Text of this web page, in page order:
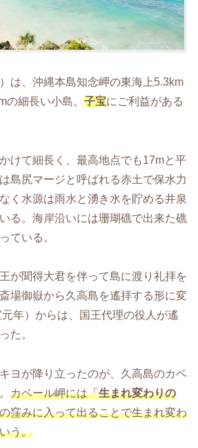
）は、沖縄本島知念岬の東海上5.3km
の細長い小島。 子宝にご利益がある
けて細長く、最高地点でも17mと平
島尻マージと呼ばれる赤土で保水力
く水源は雨水と湧き水を貯める井泉
る。海岸沿いには珊瑚礁で出来た礁
ている。
が聞得大君を伴って島に渡り礼拝を
場御嶽から久高島を遙拝する形に変
年）からは、国王代理の役人が遙
た。
ヨが降り立ったのが、久高島のカベ
カベール岬には「生まれ変わりの
窪みに入って出ることで生まれ変わ
う。